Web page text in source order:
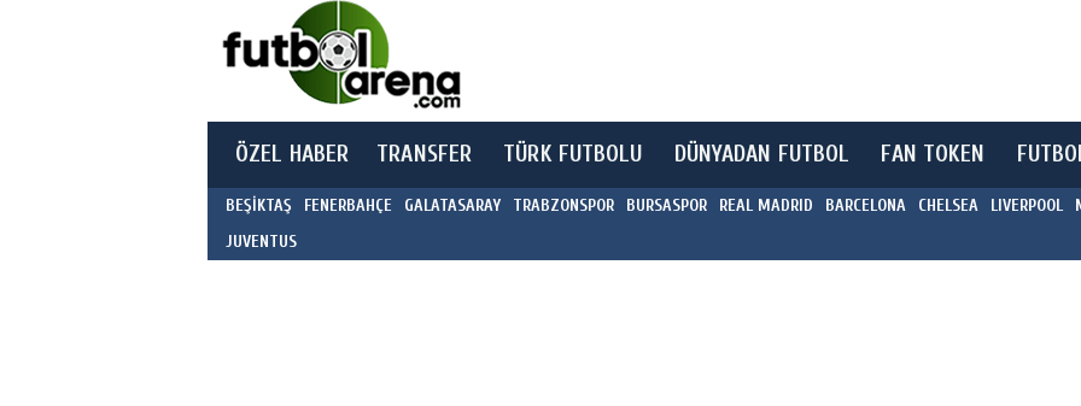
ÖZEL HABER TRANSFER TÜRK FUTBOLU DÜNYADAN FUTBOL FAN TOKEN
BEŞİKTAŞ FENERBAHÇE GALATASARAY TRABZONSPOR BURSASPOR REAL MADRID BARCELONA CHELSEA LIVERPOOL
JUVENTUS